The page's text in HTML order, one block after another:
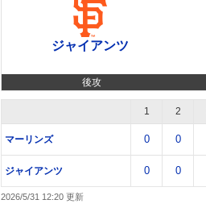
ジャイアンツ
後攻
1 2
マーリンズ 0 0
ジャイアンツ 0 0
2026/5/31 12:20